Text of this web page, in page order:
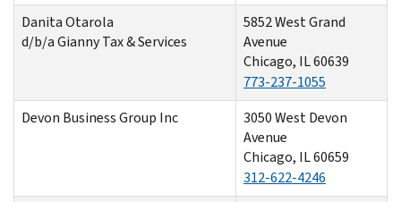
Danita Otarola
d/b/a Gianny Tax & Services
5852 West Grand
Avenue
Chicago, IL 60639
773-237-1055
Devon Business Group Inc
3050 West Devon
Avenue
Chicago, IL 60659
312-622-4246